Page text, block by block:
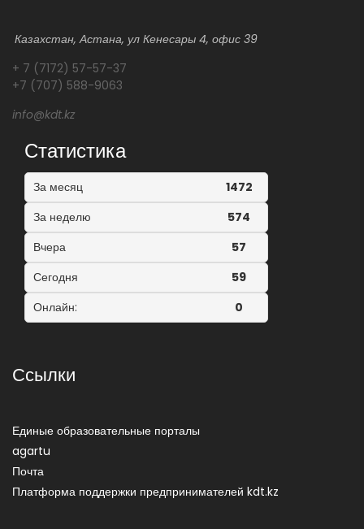
Казахстан, Астана, ул Кенесары 4, офис 39
+ 7 (7172) 57-57-37
+7 (707) 588-9063
info@kdt.kz
Статистика
За месяц
1472
За неделю
574
Вчера
57
Сегодня
59
Онлайн:
0
Ссылки
Единые образовательные порталы
agartu
Почта
Платформа поддержки предпринимателей kdt.kz